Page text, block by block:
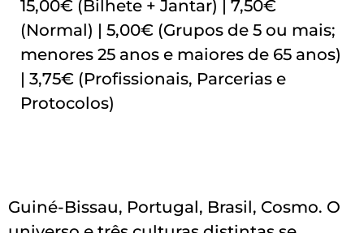
15,00€ (Bilhete + Jantar) | 7,50€
(Normal) | 5,00€ (Grupos de 5 ou mais;
menores 25 anos e maiores de 65 anos)
| 3,75€ (Profissionais, Parcerias e
Protocolos)
Guiné-Bissau, Portugal, Brasil, Cosmo. O